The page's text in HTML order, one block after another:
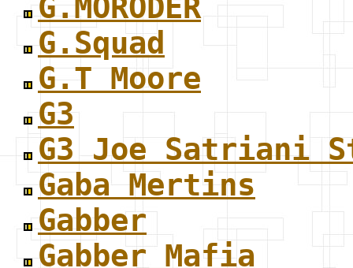
G.MORODER
G.Squad
G.T Moore
G3
G3 Joe Satriani
Gaba Mertins
Gabber
Gabber Mafia